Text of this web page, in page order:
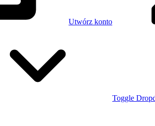
Utwórz konto
Toggle